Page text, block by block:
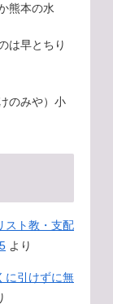
熊本の水
は早とちり
のみや）小
スト教・支配
より
に引けずに無